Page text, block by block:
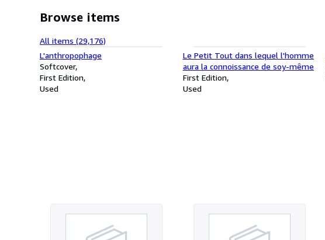
Browse items
All items (29,176)
L'anthropophage
Softcover
First Edition
Used
Le Petit Tout dans lequel l'homme
aura la connoissance de soy-même
First Edition
Used